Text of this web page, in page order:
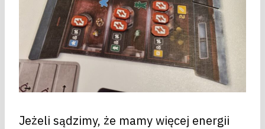
Jeżeli sądzimy, że mamy więcej energii